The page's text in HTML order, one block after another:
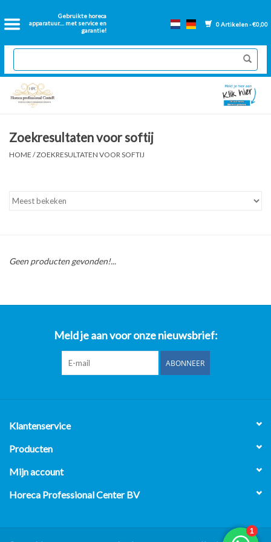
Gebruikte horeca
apparatuur.... met service en
garantie!
0 Artikelen - €0,00
Home
2dehands Horeca
Nieuwe apparatuur
GN Bakken
Zoekresultaten voor softij
HOME /ZOEKRESULTATEN VOOR SOFTIJ
Geen producten gevonden!...
Meld je aan voor onze nieuwsbrief:
ABONNEER
Klantenservice
Producten
Mijn account
Horeca Professional Center BV